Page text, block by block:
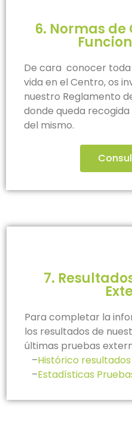
6. Normas
De cara conocer
vida en el Centro, os
nuestro Reglamento
donde queda
del mismo.
7.
Para completar la
los resultados de
últimas pruebas
–Histórico resultados
–Estadísticas